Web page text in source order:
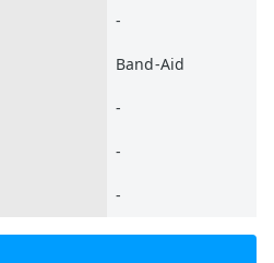
-
Band-Aid
-
-
-